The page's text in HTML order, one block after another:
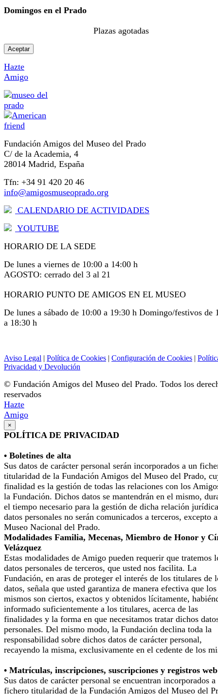
Domingos en el Prado
Plazas agotadas
Aceptar
Hazte
Amigo
Fundación Amigos del Museo del Prado
C/ de la Academia, 4
28014 Madrid, España
Tfn: +34 91 420 20 46
info@amigosmuseoprado.org
CALENDARIO DE ACTIVIDADES
YOUTUBE
HORARIO DE LA SEDE
De lunes a viernes de 10:00 a 14:00 h
AGOSTO: cerrado del 3 al 21
HORARIO PUNTO DE AMIGOS EN EL MUSEO
De lunes a sábado de 10:00 a 19:30 h Domingo/festivos de
a 18:30 h
Aviso Legal | Política de Cookies | Configuración de Cookies |
Privacidad y Devolución
© Fundación Amigos del Museo del Prado. Todos los
reservados
Hazte
Amigo
×
POLÍTICA DE PRIVACIDAD
• Boletines de alta
Sus datos de carácter personal serán incorporados a un
titularidad de la Fundación Amigos del Museo del Prado,
finalidad es la gestión de todas las relaciones con los
la Fundación. Dichos datos se mantendrán en el mismo,
el tiempo necesario para la gestión de dicha relación
datos personales no serán comunicados a terceros, excepto
Museo Nacional del Prado.
Modalidades Familia, Mecenas, Miembro de Honor y
Velázquez
Estas modalidades de Amigo pueden requerir que tratemos
datos personales de terceros, que usted nos facilita. La
Fundación, en aras de proteger el interés de los titulares de
datos, señala que usted garantiza de manera efectiva que los
mismos son ciertos, exactos y obtenidos lícitamente,
informado suficientemente a los titulares, acerca de las
finalidades y la forma en que necesitamos tratar dichos
personales. Del mismo modo, la Fundación declina toda la
responsabilidad sobre dichos datos de carácter personal,
recayendo la misma, exclusivamente en el cedente de los
• Matrículas, inscripciones, suscripciones y registros web
Sus datos de carácter personal se encuentran incorporados a
fichero titularidad de la Fundación Amigos del Museo del